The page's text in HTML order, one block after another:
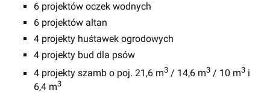
6 projektów oczek wodnych
6 projektów altan
4 projekty huśtawek ogrodowych
4 projekty bud dla psów
4 projekty szamb o poj. 21,6 m3 / 14,6 m3 / 10 m3 i
6,4 m3